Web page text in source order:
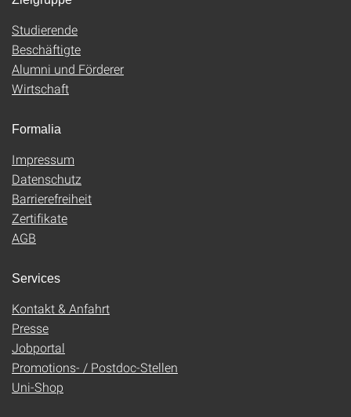
Studierende
Beschäftigte
Alumni und Förderer
Wirtschaft
Formalia
Impressum
Datenschutz
Barrierefreiheit
Zertifikate
AGB
Services
Kontakt & Anfahrt
Presse
Jobportal
Promotions- / Postdoc-Stellen
Uni-Shop